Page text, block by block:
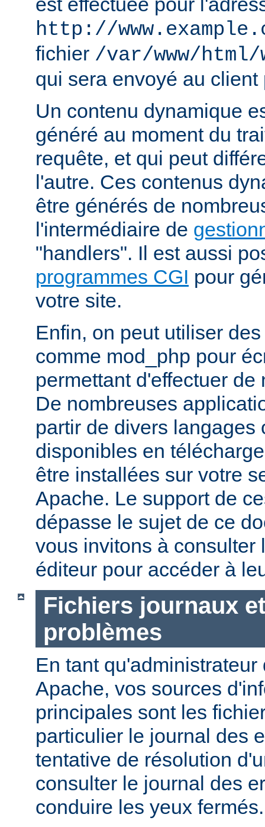
http://
fichier /var/www/
qui sera envoyé au client
Un contenu dynamique
généré au moment du
requête, et qui peut
l'autre. Ces contenus
être générés de
l'intermédiaire de
"handlers". Il est aussi
programmes CGI pour
votre site.
Enfin, on peut utiliser
comme mod_php pour
permettant d'effectuer
De nombreuses
partir de divers langages
disponibles en
être installées sur votre
Apache. Le support de
dépasse le sujet de ce
vous invitons à consulter
éditeur pour accéder à
Fichiers journaux
problèmes
En tant
Apache, vos sources
principales sont les
particulier le journal des
tentative de résolution
consulter le journal des
conduire les yeux fermés.